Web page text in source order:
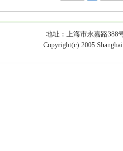
地址：上海市永嘉路388
Copyright(c) 2005